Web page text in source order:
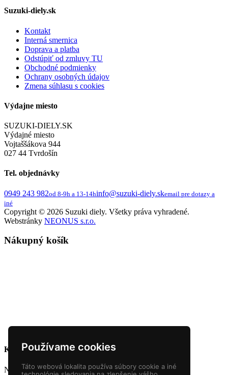
Používame cookies
Táto webová lokalita používa súbory cookie a iné
Suzuki-diely.sk
Kontakt
Interná smernica
Doprava a platba
Odstúpiť od zmluvy TU
Obchodné podmienky
Ochrany osobných údajov
Zmena súhlasu s cookies
Výdajne miesto
SUZUKI-DIELY.SK
Výdajné miesto
Vojtaššákova 944
027 44 Tvrdošín
Tel. objednávky
0949 243 982od 8-9h a 13-14hinfo@suzuki-diely.skemail pre dotazy a
iné
Copyright © 2026 Suzuki diely. Všetky práva vyhradené.
Webstránky NEONUS s.r.o.
Nákupný košík
Krajina dodania
Na základe krajiny bude dopočítaná sadzba DPH.